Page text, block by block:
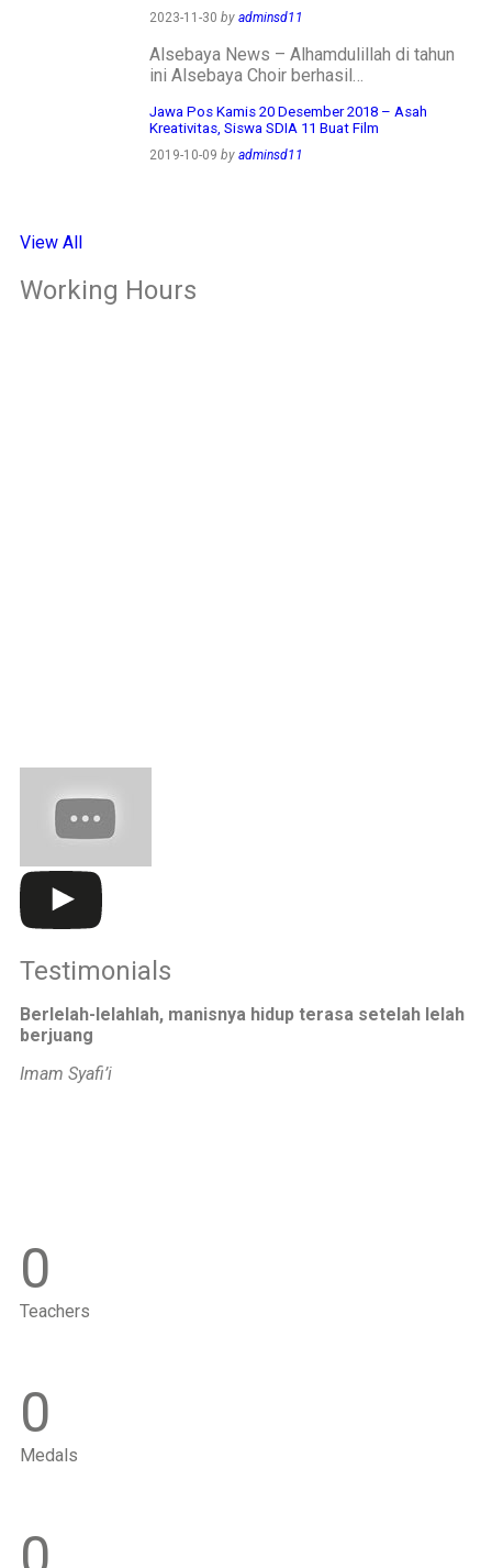
2023-11-30 by adminsd11
Alsebaya News – Alhamdulillah di tahun
ini Alsebaya Choir berhasil…
Jawa Pos Kamis 20 Desember 2018 – Asah
Kreativitas, Siswa SDIA 11 Buat Film
2019-10-09 by adminsd11
View All
Working Hours
Testimonials
Berlelah-lelahlah, manisnya hidup terasa setelah lelah
berjuang
Imam Syafi’i
0
Teachers
0
Medals